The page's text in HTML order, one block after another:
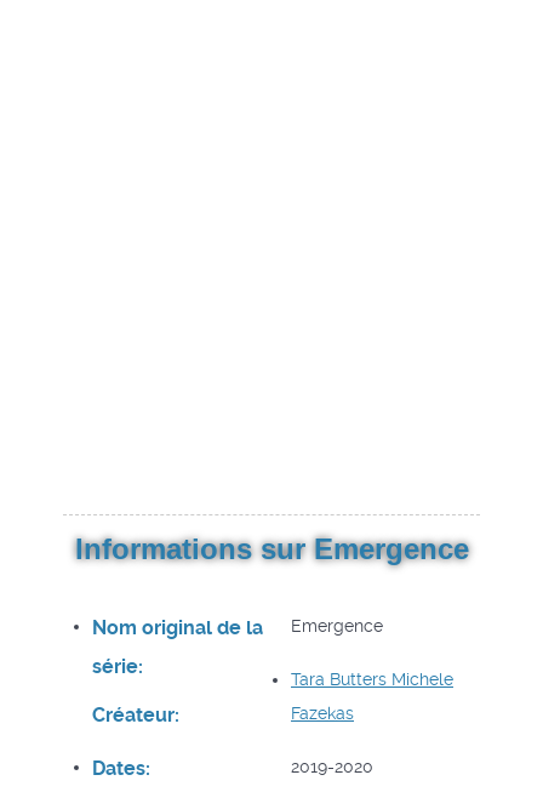
Informations sur Emergence
Nom original de la
série:
Emergence
Créateur:
Tara Butters Michele
Fazekas
Dates: 2019-2020